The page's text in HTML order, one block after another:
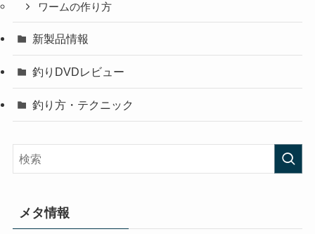
ワームの作り方
新製品情報
釣りDVDレビュー
釣り方・テクニック
メタ情報